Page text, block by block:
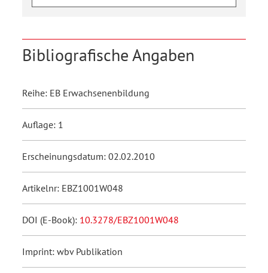
Bibliografische Angaben
Reihe: EB Erwachsenenbildung
Auflage: 1
Erscheinungsdatum: 02.02.2010
Artikelnr: EBZ1001W048
DOI (E-Book): 10.3278/EBZ1001W048
Imprint: wbv Publikation